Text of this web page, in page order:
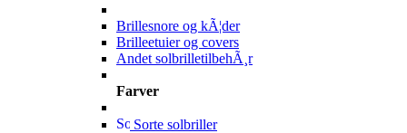
Brillesnore og kÃ¦der
Brilleetuier og covers
Andet solbrilletilbehÃ¸r
Farver
Sorte solbriller